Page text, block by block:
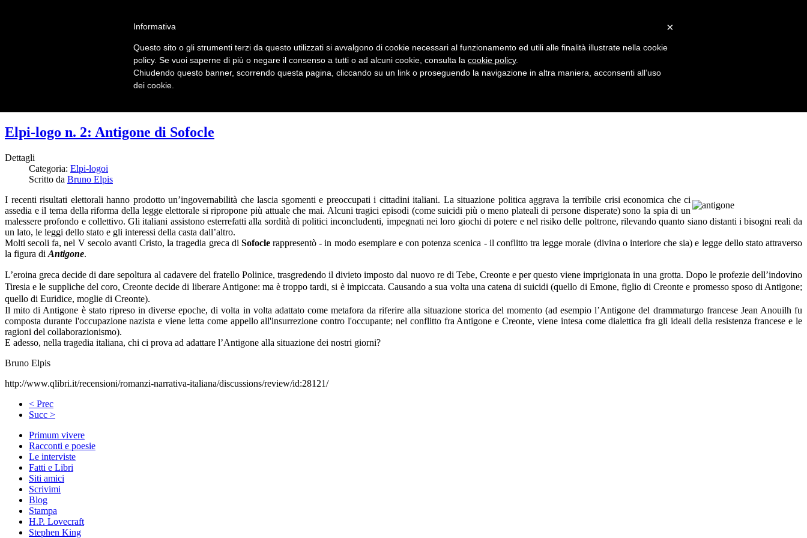
Il mistero dei massi avelli
Elpi-logo n. 2: Antigone di Sofocle
Dettagli
Categoria: Elpi-logoi
Scritto da Bruno Elpis
I recenti risultati elettorali hanno prodotto un’ingovernabilità che lascia sgomenti e preoccupati i cittadini italiani. La situazione politica aggrava la terribile crisi economica che ci
assedia e il tema della riforma della legge elettorale si ripropone più attuale che mai. Alcuni tragici episodi (come suicidi più o meno plateali di persone disperate) sono la spia di un
malessere profondo e collettivo. Gli italiani assistono esterrefatti alla sordità di politici inconcludenti, impegnati nei loro giochi di potere e nel risiko delle poltrone, rilevando quanto siano distanti i bisogni reali da
un lato, le leggi dello stato e gli interessi della casta dall’altro.
Molti secoli fa, nel V secolo avanti Cristo, la tragedia greca di Sofoclerappresentò - in modo esemplare e con potenza scenica - il conflitto tra legge morale (divina o interiore che sia) e legge dello stato attraverso
la figura di Antigone.
L’eroina greca decide di dare sepoltura al cadavere del fratello Polinice, trasgredendo il divieto imposto dal nuovo re di Tebe, Creonte e per questo viene imprigionata in una grotta. Dopo le profezie dell’indovino
Tiresia e le suppliche del coro, Creonte decide di liberare Antigone: ma è troppo tardi, si è impiccata. Causando a sua volta una catena di suicidi (quello di Emone, figlio di Creonte e promesso sposo di Antigone;
quello di Euridice, moglie di Creonte).
Il mito di Antigone è stato ripreso in diverse epoche, di volta in volta adattato come metafora da riferire alla situazione storica del momento (ad esempio l’Antigone del drammaturgo francese Jean Anouilh fu
composta durante l'occupazione nazista e viene letta come appello all'insurrezione contro l'occupante; nel conflitto fra Antigone e Creonte, viene intesa come dialettica fra gli ideali della resistenza francese e le
ragioni del collaborazionismo).
E adesso, nella tragedia italiana, chi ci prova ad adattare l’Antigone alla situazione dei nostri giorni?
Bruno Elpis
http://www.qlibri.it/recensioni/romanzi-narrativa-italiana/discussions/review/id:28121/
< Prec
Succ >
Primum vivere
Racconti e poesie
Le interviste
Fatti e Libri
Siti amici
Scrivimi
Blog
Stampa
H.P. Lovecraft
Stephen King
×
Informativa
Questo sito o gli strumenti terzi da questo utilizzati si avvalgono di cookie necessari al funzionamento ed utili alle finalità illustrate nella cookie
policy. Se vuoi saperne di più o negare il consenso a tutti o ad alcuni cookie, consulta la cookie policy.
Chiudendo questo banner, scorrendo questa pagina, cliccando su un link o proseguendo la navigazione in altra maniera, acconsenti all’uso
dei cookie.